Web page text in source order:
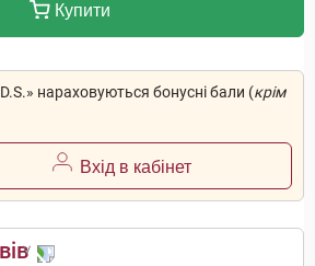
Купити
нараховуються бонусні бали (крім
Вхід в кабінет